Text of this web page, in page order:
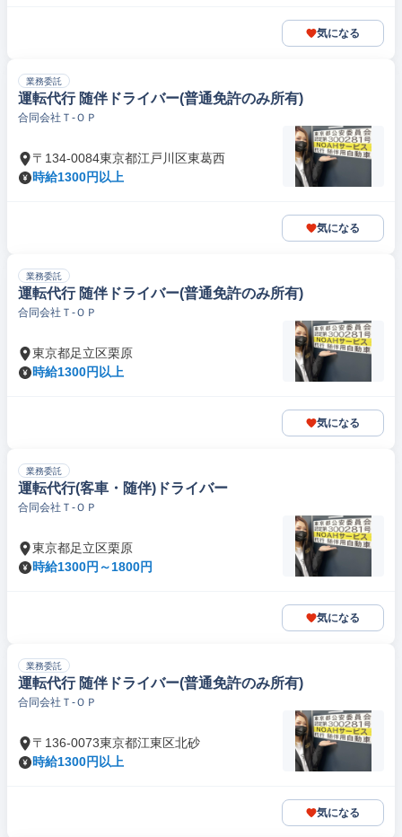
気になる
業務委託
運転代行 随伴ドライバー(普通免許のみ所有)
合同会社Ｔ‐ＯＰ
〒134-0084東京都江戸川区東葛西
時給1300円以上
気になる
業務委託
運転代行 随伴ドライバー(普通免許のみ所有)
合同会社Ｔ‐ＯＰ
東京都足立区栗原
時給1300円以上
気になる
業務委託
運転代行(客車・随伴)ドライバー
合同会社Ｔ‐ＯＰ
東京都足立区栗原
時給1300円～1800円
気になる
業務委託
運転代行 随伴ドライバー(普通免許のみ所有)
合同会社Ｔ‐ＯＰ
〒136-0073東京都江東区北砂
時給1300円以上
気になる